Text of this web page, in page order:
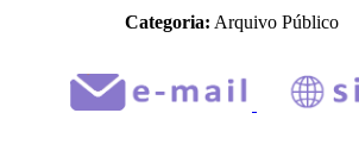
Categoria: Arquivo Público